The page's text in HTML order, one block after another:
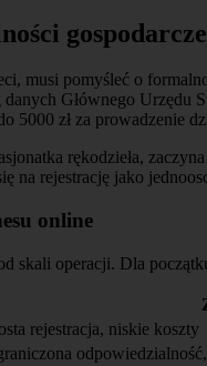
musi pomyśleć o
danych Głównego
5000 zł za prowadzenie
rękodzieła,
na rejestrację jako
online
skali operacji. Dla
rejestracja, niskie koszty